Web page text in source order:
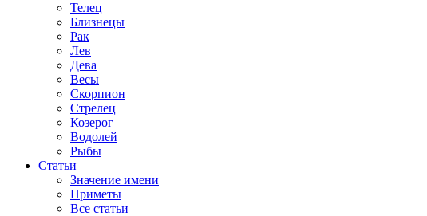
Телец
Близнецы
Рак
Лев
Дева
Весы
Скорпион
Стрелец
Козерог
Водолей
Рыбы
Статьи
Значение имени
Приметы
Все статьи